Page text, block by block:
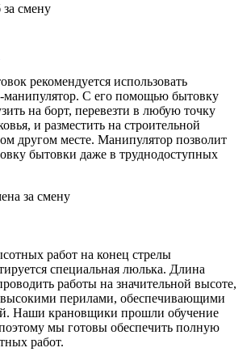
за смену
рекомендуется использовать
манипулятор. С его помощью бытовку
на борт, перевезти в любую точку
и разместить на строительной
другом месте. Манипулятор позволит
бытовки даже в труднодоступных
за смену
работ на конец стрелы
специальная люлька. Длина
работы на значительной высоте,
высокими перилами, обеспечивающими
Наши крановщики прошли обучение
мы готовы обеспечить полную
работ.